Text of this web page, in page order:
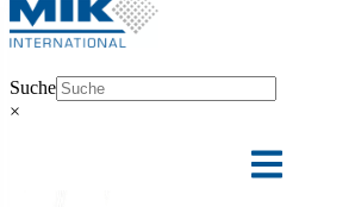
Suche
×